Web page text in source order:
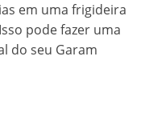
em uma frigideira
pode fazer uma
do seu Garam